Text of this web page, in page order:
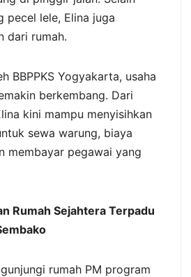
pecel lele, Elina juga
dari rumah.
BBPPKS Yogyakarta, usaha
berkembang. Dari
kini mampu menyisihkan
sewa warung, biaya
membayar pegawai yang
Rumah Sejahtera Terpadu
rumah PM program